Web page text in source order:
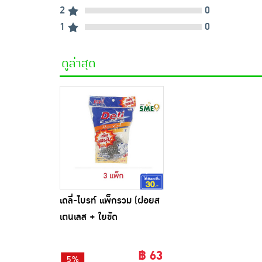
2
0
1
0
ดูล่าสุด
เดลี่-ไบรท์ แพ็กรวม (ฝอยส
เตนเลส + ใยขัด
ตาข่าย)
฿ 63